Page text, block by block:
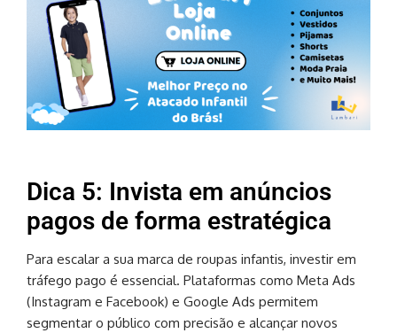
Dica 5: Invista em anúncios
pagos de forma estratégica
Para escalar a sua marca de roupas infantis, investir em
tráfego pago é essencial. Plataformas como Meta Ads
(Instagram e Facebook) e Google Ads permitem
segmentar o público com precisão e alcançar novos